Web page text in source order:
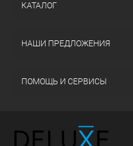
КАТАЛОГ
НАШИ ПРЕДЛОЖЕНИЯ
ПОМОЩЬ И СЕРВИСЫ